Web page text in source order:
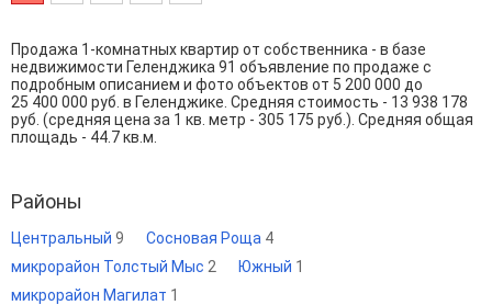
Продажа 1-комнатных квартир от собственника - в базе
недвижимости Геленджика 91 объявление по продаже с
подробным описанием и фото объектов от 5 200 000 до
25 400 000 руб. в Геленджике. Средняя стоимость - 13 938 178
руб. (средняя цена за 1 кв. метр - 305 175 руб.). Средняя общая
площадь - 44.7 кв.м.
Районы
Центральный 9 Сосновая Роща 4
микрорайон Толстый Мыс 2 Южный 1
микрорайон Магилат 1